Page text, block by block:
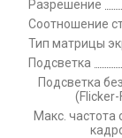
Разрешение
Соотношение
Тип матрицы
Подсветка
Подсветка
(Flicker-
Макс. частота